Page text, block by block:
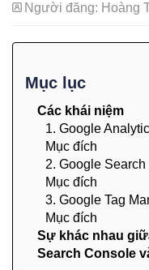
Người đăng: Hoàng
Mục lục
Các khái niệm
1. Google
Mục đích
2. Google
Mục đích
3. Google Tag
Mục đích
Sự khác nhau
Search Console